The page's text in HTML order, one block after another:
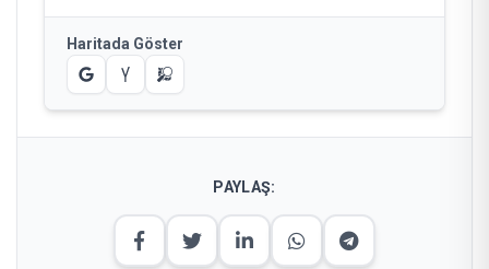
Haritada Göster
PAYLAŞ: